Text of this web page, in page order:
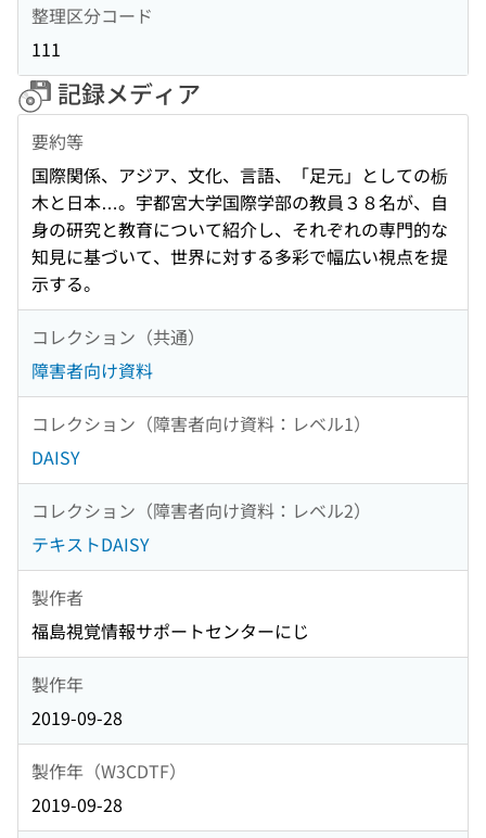
整理区分コード
111
記録メディア
要約等
国際関係、アジア、文化、言語、「足元」としての栃
木と日本…。宇都宮大学国際学部の教員３８名が、自
身の研究と教育について紹介し、それぞれの専門的な
知見に基づいて、世界に対する多彩で幅広い視点を提
示する。
コレクション（共通）
障害者向け資料
コレクション（障害者向け資料：レベル1）
DAISY
コレクション（障害者向け資料：レベル2）
テキストDAISY
製作者
福島視覚情報サポートセンターにじ
製作年
2019-09-28
製作年（W3CDTF）
2019-09-28